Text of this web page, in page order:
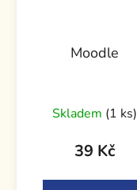
Moodle
Skladem (1 ks)
39 Kč